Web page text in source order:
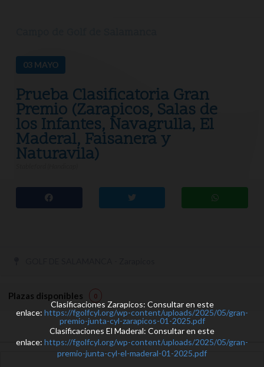
03 MAYO
Prueba Clasificatoria Gran
Premio (Zarapicos, Salas de
los Infantes, Navagrulla, El
Maderal, Faisanera y
Naturavila)
Plazas disponibles 0
Clasificaciones Zarapicos: Consultar en este
enlace: https://fgolfcyl.org/wp-content/uploads/2025/05/gran-
premio-junta-cyl-zarapicos-01-2025.pdf
Clasificaciones El Maderal: Consultar en este
enlace: https://fgolfcyl.org/wp-content/uploads/2025/05/gran-
premio-junta-cyl-el-maderal-01-2025.pdf